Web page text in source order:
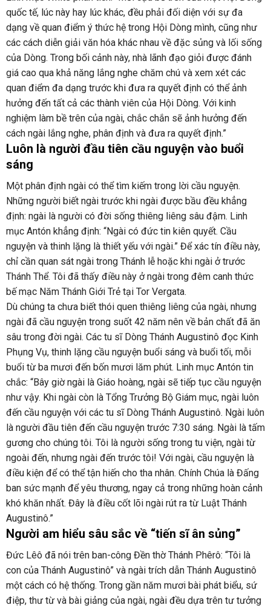
quốc tế, lúc này hay lúc khác, đều phải đối diện với sự đa
dạng về quan điểm ý thức hệ trong Hội Dòng mình, cũng như
các cách diễn giải văn hóa khác nhau về đặc sủng và lối sống
của Dòng. Trong bối cảnh này, nhà lãnh đạo giỏi được đánh
giá cao qua khả năng lắng nghe chăm chú và xem xét các
quan điểm đa dạng trước khi đưa ra quyết định có thể ảnh
hưởng đến tất cả các thành viên của Hội Dòng. Với kinh
nghiệm làm bề trên của ngài, chắc chắn sẽ ảnh hưởng đến
cách ngài lắng nghe, phân định và đưa ra quyết định.”
Luôn là người đầu tiên cầu nguyện vào buổi
sáng
Một phân định ngài có thể tìm kiếm trong lời cầu nguyện.
Những người biết ngài trước khi ngài được bầu đều khẳng
định: ngài là người có đời sống thiêng liêng sâu đậm. Linh
mục Antón khẳng định: “Ngài có đức tin kiên quyết. Cầu
nguyện và thinh lặng là thiết yếu với ngài.” Để xác tín điều này,
chỉ cần quan sát ngài trong Thánh lễ hoặc khi ngài ở trước
Thánh Thể. Tôi đã thấy điều này ở ngài trong đêm canh thức
bế mạc Năm Thánh Giới Trẻ tại Tor Vergata.
Dù chúng ta chưa biết thói quen thiêng liêng của ngài, nhưng
ngài đã cầu nguyện trong suốt 42 năm nên về bản chất đã ăn
sâu trong đời ngài. Các tu sĩ Dòng Thánh Augustinô đọc Kinh
Phụng Vụ, thinh lặng cầu nguyện buổi sáng và buổi tối, mỗi
buổi từ ba mươi đến bốn mươi lăm phút. Linh mục Antón tin
chắc: “Bây giờ ngài là Giáo hoàng, ngài sẽ tiếp tục cầu nguyện
như vậy. Khi ngài còn là Tổng Trưởng Bộ Giám mục, ngài luôn
đến cầu nguyện với các tu sĩ Dòng Thánh Augustinô. Ngài luôn
là người đầu tiên đến cầu nguyện trước 7:30 sáng. Ngài là tấm
gương cho chúng tôi. Tôi là người sống trong tu viện, ngài từ
ngoài đến, nhưng ngài đến trước tôi! Với ngài, cầu nguyện là
điều kiện để có thể tận hiến cho tha nhân. Chính Chúa là Đấng
ban sức mạnh để yêu thương, ngay cả trong những hoàn cảnh
khó khăn nhất. Đây là điều cốt lõi ngài rút ra từ Luật Thánh
Augustinô.”
Người am hiểu sâu sắc về “tiến sĩ ân sủng”
Đức Lêô đã nói trên ban-công Đền thờ Thánh Phêrô: “Tôi là
con của Thánh Augustinô” và ngài trích dẫn Thánh Augustinô
một cách có hệ thống. Trong gần năm mươi bài phát biểu, sứ
điệp, thư từ và bài giảng của ngài, ngài đều dựa trên tư tưởng